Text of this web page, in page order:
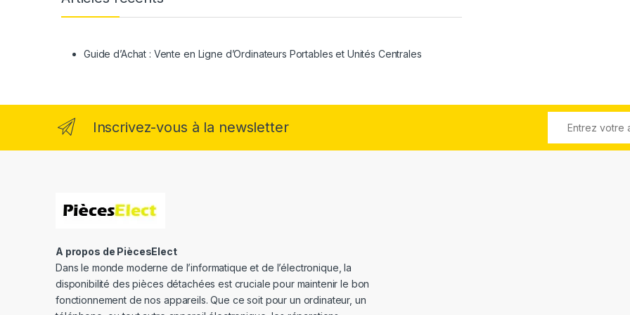
Guide d’Achat : Vente en Ligne d’Ordinateurs Portables et Unités Centrales
Inscrivez-vous à la newsletter
A propos de PiècesElect
Dans le monde moderne de l’informatique et de l’électronique, la
disponibilité des pièces détachées est cruciale pour maintenir le bon
fonctionnement de nos appareils. Que ce soit pour un ordinateur, un